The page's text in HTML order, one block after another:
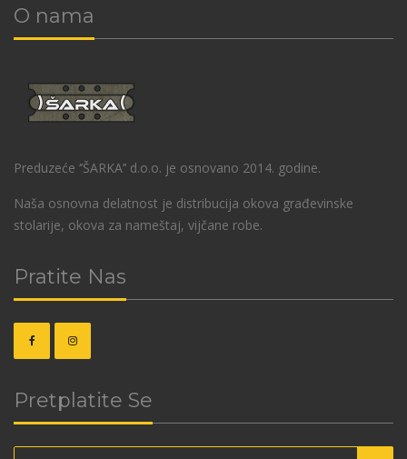
O nama
Preduzeće ‘’ŠARKA’’ d.o.o. je osnovano 2014. godine.
Naša osnovna delatnost je distribucija okova građevinske
stolarije, okova za nameštaj, vijčane robe.
Pratite Nas
Pretplatite Se